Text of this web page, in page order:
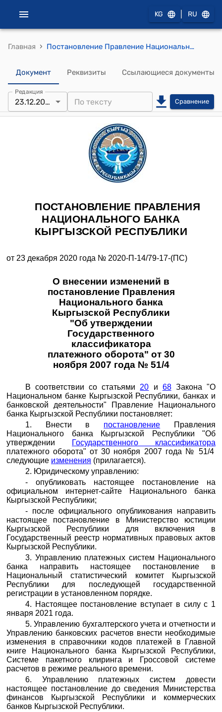
KG RU
Главная › Постановление Правление Национального банка от 23 декабря 2020 года № 2020-П-14/79-17-(ПС) "О внесении изменений в постановление Правления Национального банка Кыргызской Республики "Об утверждении Государственного классификатора платежного оборота" от 30 ноября 2007 года № 51/4"
Документ Реквизиты Ссылающиеся документы
Редакция
23.12.2020 Сравнение